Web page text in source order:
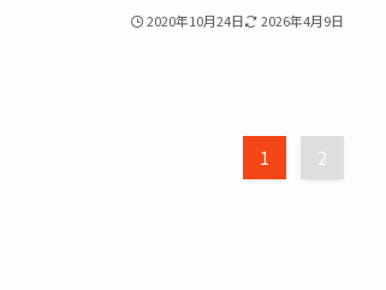
2020年10月24日 2026年4月9日
1 2